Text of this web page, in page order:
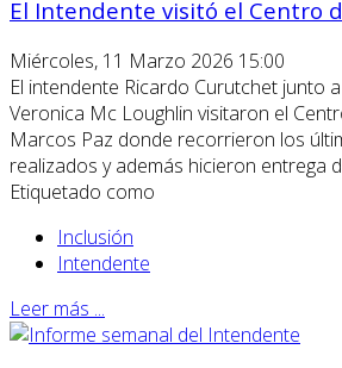
El Intendente visitó el Centro
Miércoles, 11 Marzo 2026 15:00
El intendente Ricardo Curutchet junto
Veronica Mc Loughlin visitaron el
Marcos Paz donde recorrieron los
realizados y además hicieron entrega
Etiquetado como
Inclusión
Intendente
Leer más ...